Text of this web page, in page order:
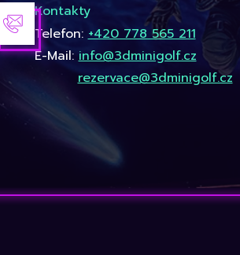
Kontakty
Telefon:+420 778 565 211
E-Mail:info@3dminigolf.cz
rezervace@3dminigolf.cz